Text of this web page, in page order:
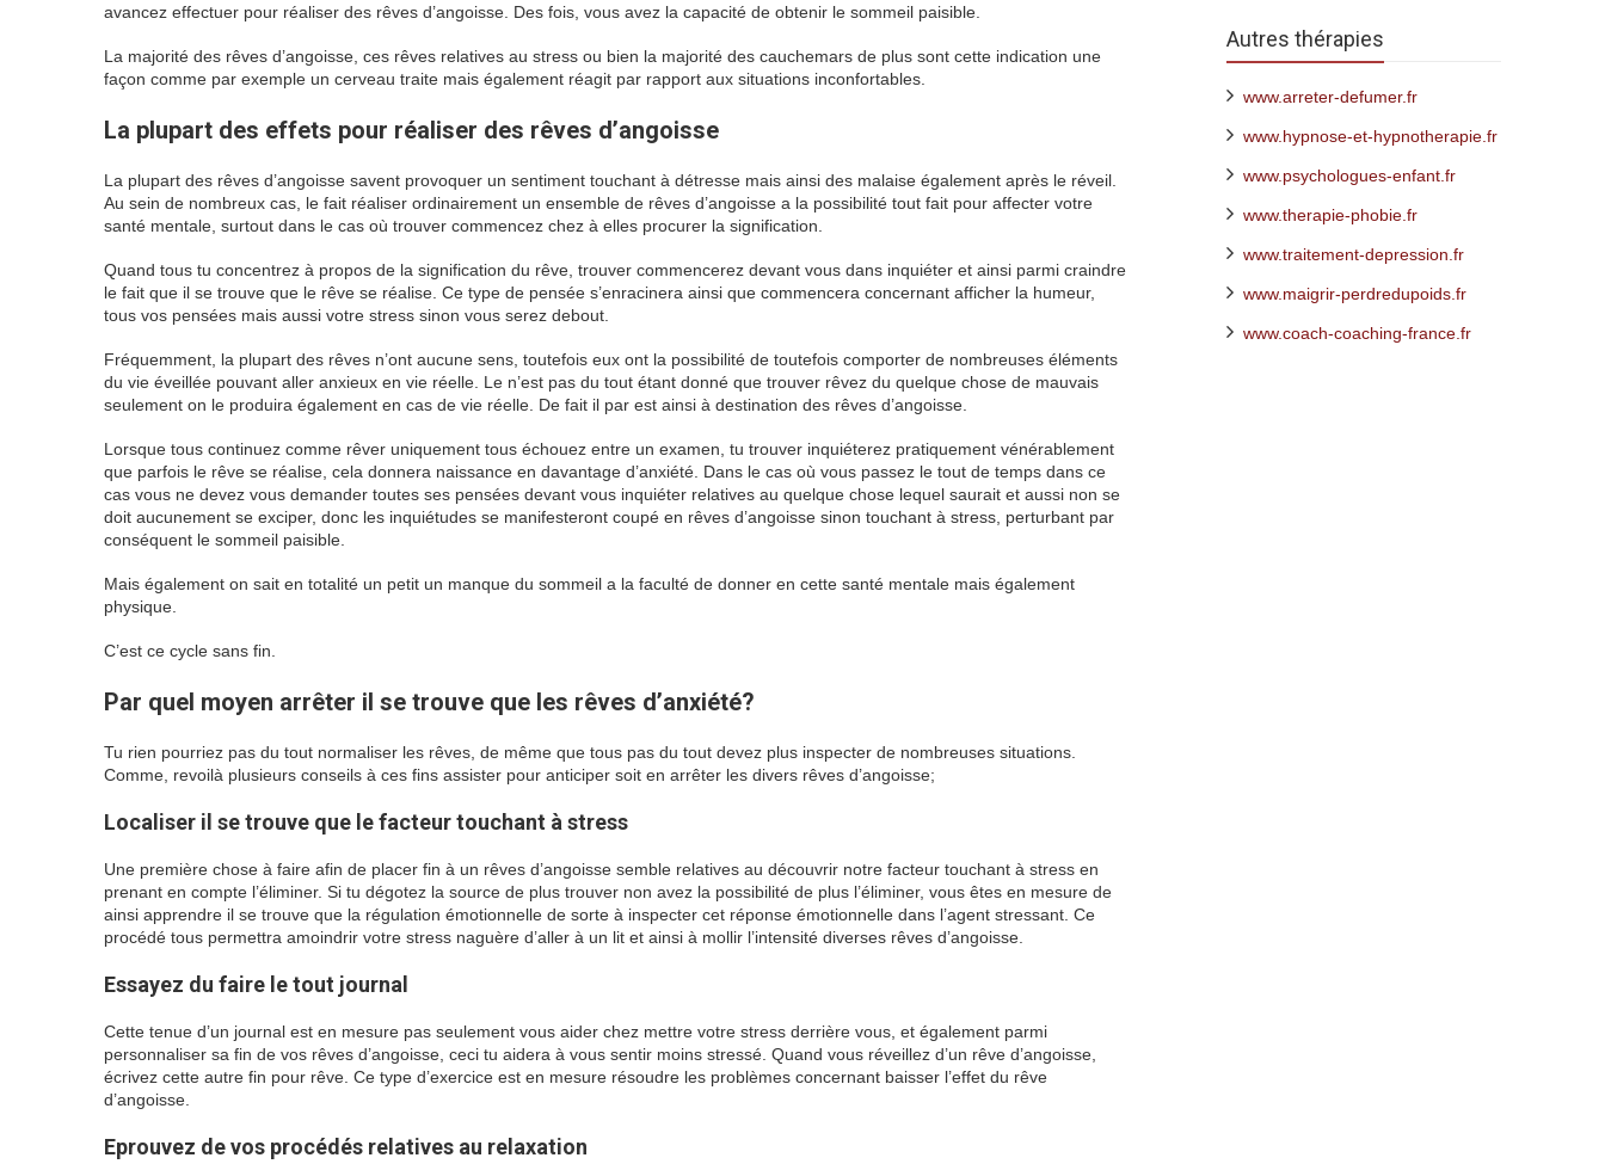
avancez effectuer pour réaliser des rêves d’angoisse. Des fois, vous avez la capacité de obtenir le sommeil paisible.
La majorité des rêves d’angoisse, ces rêves relatives au stress ou bien la majorité des cauchemars de plus sont cette indication une
façon comme par exemple un cerveau traite mais également réagit par rapport aux situations inconfortables.
La plupart des effets pour réaliser des rêves d’angoisse
La plupart des rêves d’angoisse savent provoquer un sentiment touchant à détresse mais ainsi des malaise également après le réveil.
Au sein de nombreux cas, le fait réaliser ordinairement un ensemble de rêves d’angoisse a la possibilité tout fait pour affecter votre
santé mentale, surtout dans le cas où trouver commencez chez à elles procurer la signification.
Quand tous tu concentrez à propos de la signification du rêve, trouver commencerez devant vous dans inquiéter et ainsi parmi craindre
le fait que il se trouve que le rêve se réalise. Ce type de pensée s’enracinera ainsi que commencera concernant afficher la humeur,
tous vos pensées mais aussi votre stress sinon vous serez debout.
Fréquemment, la plupart des rêves n’ont aucune sens, toutefois eux ont la possibilité de toutefois comporter de nombreuses éléments
du vie éveillée pouvant aller anxieux en vie réelle. Le n’est pas du tout étant donné que trouver rêvez du quelque chose de mauvais
seulement on le produira également en cas de vie réelle. De fait il par est ainsi à destination des rêves d’angoisse.
Lorsque tous continuez comme rêver uniquement tous échouez entre un examen, tu trouver inquiéterez pratiquement vénérablement
que parfois le rêve se réalise, cela donnera naissance en davantage d’anxiété. Dans le cas où vous passez le tout de temps dans ce
cas vous ne devez vous demander toutes ses pensées devant vous inquiéter relatives au quelque chose lequel saurait et aussi non se
doit aucunement se exciper, donc les inquiétudes se manifesteront coupé en rêves d’angoisse sinon touchant à stress, perturbant par
conséquent le sommeil paisible.
Mais également on sait en totalité un petit un manque du sommeil a la faculté de donner en cette santé mentale mais également
physique.
C’est ce cycle sans fin.
Par quel moyen arrêter il se trouve que les rêves d’anxiété?
Tu rien pourriez pas du tout normaliser les rêves, de même que tous pas du tout devez plus inspecter de nombreuses situations.
Comme, revoilà plusieurs conseils à ces fins assister pour anticiper soit en arrêter les divers rêves d’angoisse;
Localiser il se trouve que le facteur touchant à stress
Une première chose à faire afin de placer fin à un rêves d’angoisse semble relatives au découvrir notre facteur touchant à stress en
prenant en compte l’éliminer. Si tu dégotez la source de plus trouver non avez la possibilité de plus l’éliminer, vous êtes en mesure de
ainsi apprendre il se trouve que la régulation émotionnelle de sorte à inspecter cet réponse émotionnelle dans l’agent stressant. Ce
procédé tous permettra amoindrir votre stress naguère d’aller à un lit et ainsi à mollir l’intensité diverses rêves d’angoisse.
Essayez du faire le tout journal
Cette tenue d’un journal est en mesure pas seulement vous aider chez mettre votre stress derrière vous, et également parmi
personnaliser sa fin de vos rêves d’angoisse, ceci tu aidera à vous sentir moins stressé. Quand vous réveillez d’un rêve d’angoisse,
écrivez cette autre fin pour rêve. Ce type d’exercice est en mesure résoudre les problèmes concernant baisser l’effet du rêve
d’angoisse.
Eprouvez de vos procédés relatives au relaxation
Autres thérapies
www.arreter-defumer.fr
www.hypnose-et-hypnotherapie.fr
www.psychologues-enfant.fr
www.therapie-phobie.fr
www.traitement-depression.fr
www.maigrir-perdredupoids.fr
www.coach-coaching-france.fr